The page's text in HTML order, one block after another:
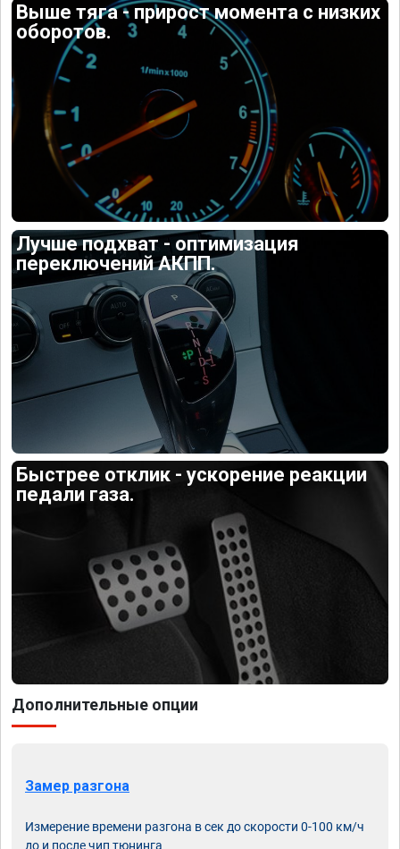
Выше тяга - прирост момента с низких
оборотов.
Лучше подхват - оптимизация
переключений АКПП.
Быстрее отклик - ускорение реакции
педали газа.
Дополнительные опции
Замер разгона
Измерение времени разгона в сек до скорости 0-100 км/ч
до и после чип тюнинга